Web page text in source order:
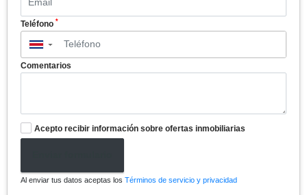
Teléfono *
▼
Comentarios
Acepto recibir información sobre ofertas inmobiliarias
Al enviar tus datos aceptas los Términos de servicio y privacidad